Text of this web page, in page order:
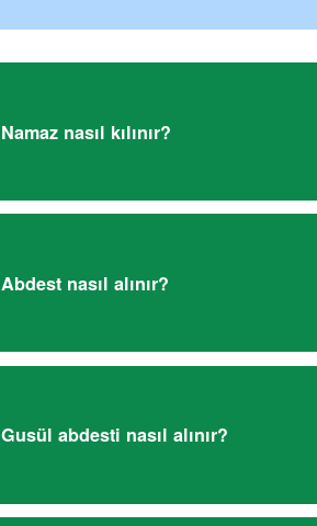
Namaz nasıl kılınır?
Abdest nasıl alınır?
Gusül abdesti nasıl alınır?